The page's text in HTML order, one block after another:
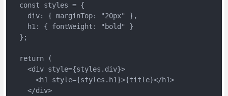
  const styles = {
    div: { marginTop: "20px" },
    h1: { fontWeight: "bold" }
  };
  return (
    <div style={styles.div}>
      <h1 style={styles.h1}>{title}</h1>
    </div>